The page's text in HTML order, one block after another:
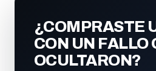
¿COMPRASTE
CON UN FALLO
OCULTARON?